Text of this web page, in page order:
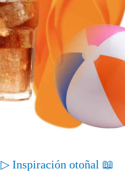
▷ Inspiración otoñal 📖